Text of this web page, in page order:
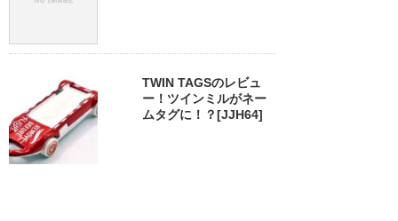
TWIN TAGSのレビュ
ー！ツインミルがネー
ムタグに！？[JJH64]